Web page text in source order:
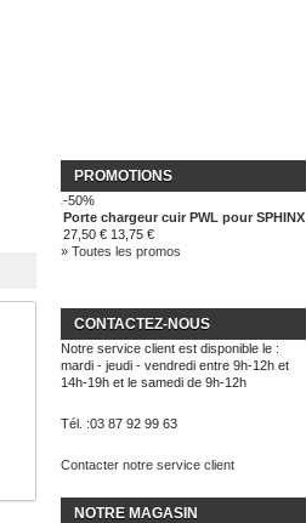
PROMOTIONS
-50%
Porte chargeur cuir PWL pour SPHINX
27,50 € 13,75 €
» Toutes les promos
CONTACTEZ-NOUS
Notre service client est disponible le :
mardi - jeudi - vendredi entre 9h-12h et
14h-19h et le samedi de 9h-12h
Tél. :03 87 92 99 63
Contacter notre service client
NOTRE MAGASIN